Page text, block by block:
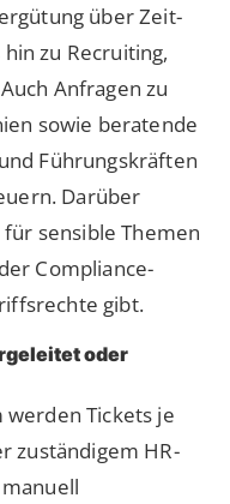
über Zeit-
zu Recruiting,
Anfragen zu
sowie beratende
Führungskräften
Darüber
sensible Themen
Compliance-
gibt.
oder
werden Tickets je
zuständigem HR-